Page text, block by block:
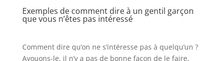
Exemples de comment dire à un gentil garçon
que vous n’êtes pas intéressé
Comment dire qu’on ne s’intéresse pas à quelqu’un ?
Avouons-le, il n’y a pas de bonne façon de le faire,